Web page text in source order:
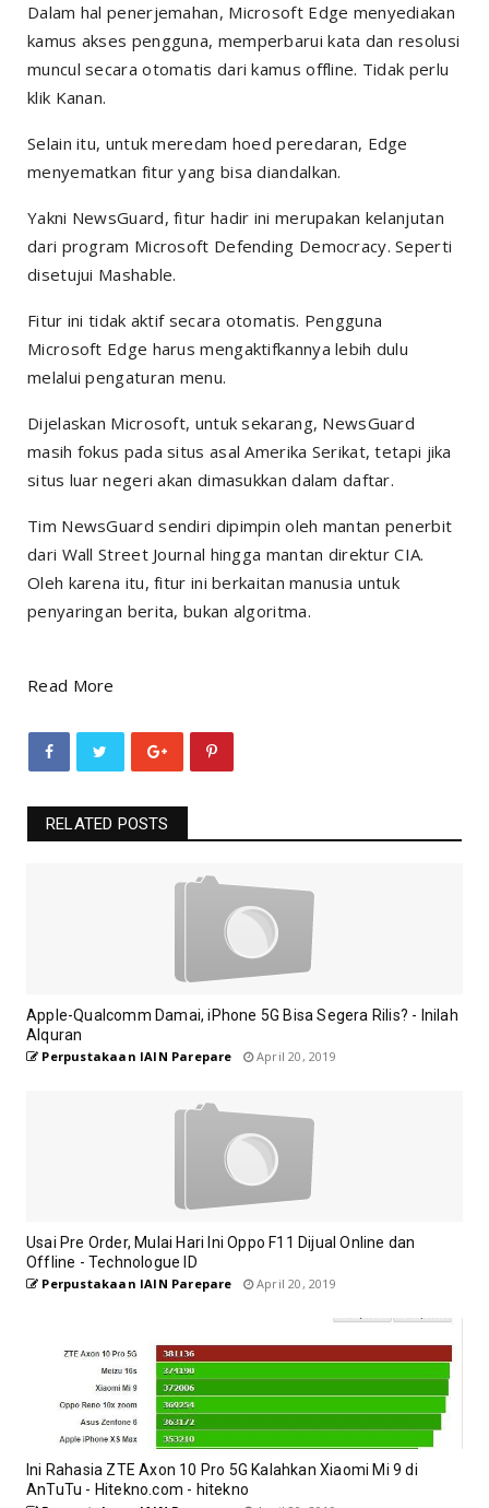
Dalam hal penerjemahan, Microsoft Edge menyediakan
kamus akses pengguna, memperbarui kata dan resolusi
muncul secara otomatis dari kamus offline. Tidak perlu
klik Kanan.
Selain itu, untuk meredam hoed peredaran, Edge
menyematkan fitur yang bisa diandalkan.
Yakni NewsGuard, fitur hadir ini merupakan kelanjutan
dari program Microsoft Defending Democracy. Seperti
disetujui Mashable.
Fitur ini tidak aktif secara otomatis. Pengguna
Microsoft Edge harus mengaktifkannya lebih dulu
melalui pengaturan menu.
Dijelaskan Microsoft, untuk sekarang, NewsGuard
masih fokus pada situs asal Amerika Serikat, tetapi jika
situs luar negeri akan dimasukkan dalam daftar.
Tim NewsGuard sendiri dipimpin oleh mantan penerbit
dari Wall Street Journal hingga mantan direktur CIA.
Oleh karena itu, fitur ini berkaitan manusia untuk
penyaringan berita, bukan algoritma.
Read More
RELATED POSTS
Apple-Qualcomm Damai, iPhone 5G Bisa Segera Rilis? - Inilah
Alquran
Perpustakaan IAIN Parepare April 20, 2019
Usai Pre Order, Mulai Hari Ini Oppo F11 Dijual Online dan
Offline - Technologue ID
Perpustakaan IAIN Parepare April 20, 2019
Ini Rahasia ZTE Axon 10 Pro 5G Kalahkan Xiaomi Mi 9 di
AnTuTu - Hitekno.com - hitekno